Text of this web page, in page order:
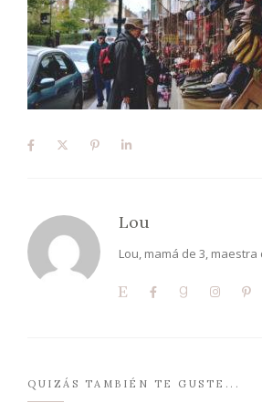
Lou
Lou, mamá de 3,
QUIZÁS TAMBIÉN TE GUSTE...